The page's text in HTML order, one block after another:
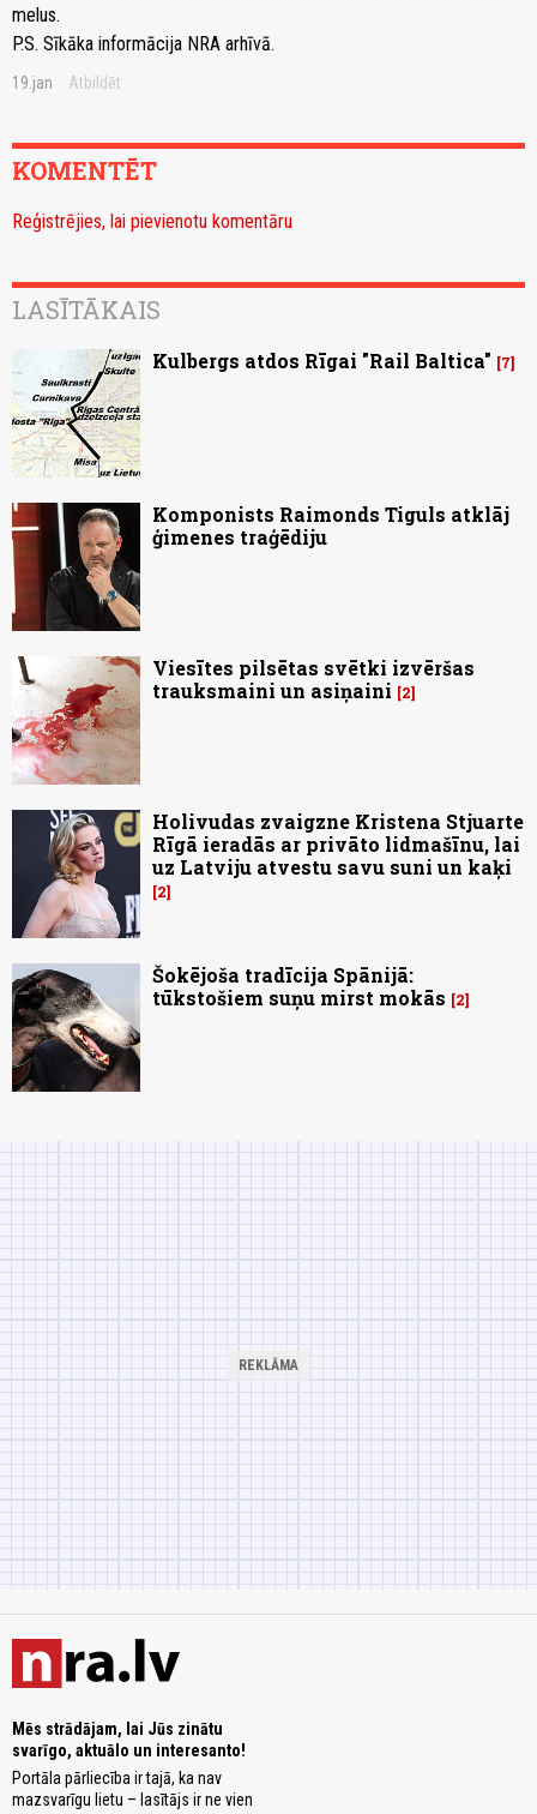
melus.
P.S. Sīkāka informācija NRA arhīvā.
19.jan Atbildēt
KOMENTĒT
Reģistrējies, lai pievienotu komentāru
LASĪTĀKAIS
Kulbergs atdos Rīgai "Rail Baltica" 7
Komponists Raimonds Tiguls atklāj
ģimenes traģēdiju
Viesītes pilsētas svētki izvēršas
trauksmaini un asiņaini
2
Holivudas zvaigzne Kristena Stjuarte
Rīgā ieradās ar privāto lidmašīnu, lai
uz Latviju atvestu savu suni un kaķi
2
Šokējoša tradīcija Spānijā:
tūkstošiem suņu mirst mokās
2
Mēs strādājam, lai Jūs zinātu
svarīgo, aktuālo un interesanto!
Portāla pārliecība ir tajā, ka nav
mazsvarīgu lietu – lasītājs ir ne vien